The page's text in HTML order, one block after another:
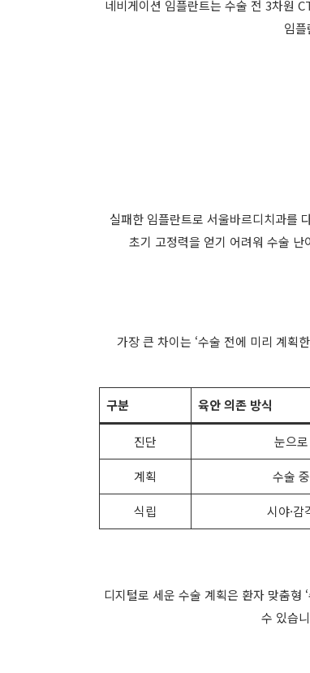
네비게이션 임플란트는 수술 전 3차원
임
실패한 임플란트로 서울바르디치과를
초기 고정력을 얻기 어려워 수술
가장 큰 차이는 ‘수술 전에 미리 계획
구분 육안 의존 방식
진단 눈으
계획 수술
식립 시야·감
디지털로 세운 수술 계획은 환자 맞춤형
수 있습